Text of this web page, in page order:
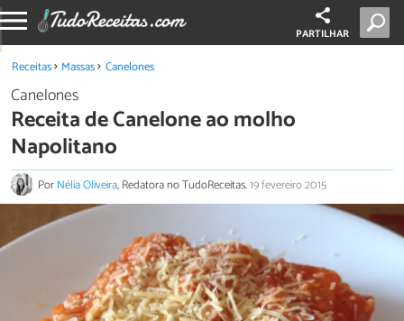
PARTILHAR
Receitas Massas Canelones
Canelones
Receita de Canelone ao molho
Napolitano
PorNélia Oliveira, Redatora no TudoReceitas.19 fevereiro 2015